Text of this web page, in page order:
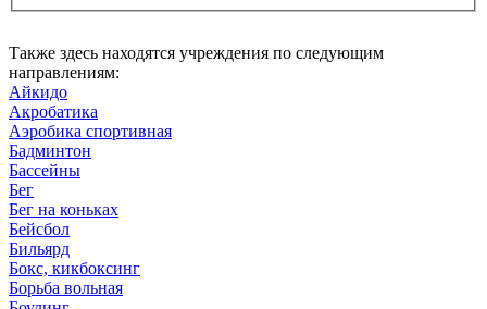
Также здесь находятся учреждения по следующим
направлениям:
Айкидо
Акробатика
Аэробика спортивная
Бадминтон
Бассейны
Бег
Бег на коньках
Бейсбол
Бильярд
Бокс, кикбоксинг
Борьба вольная